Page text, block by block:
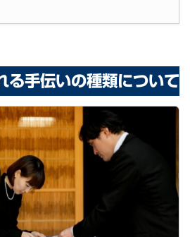
る手伝いの種類について